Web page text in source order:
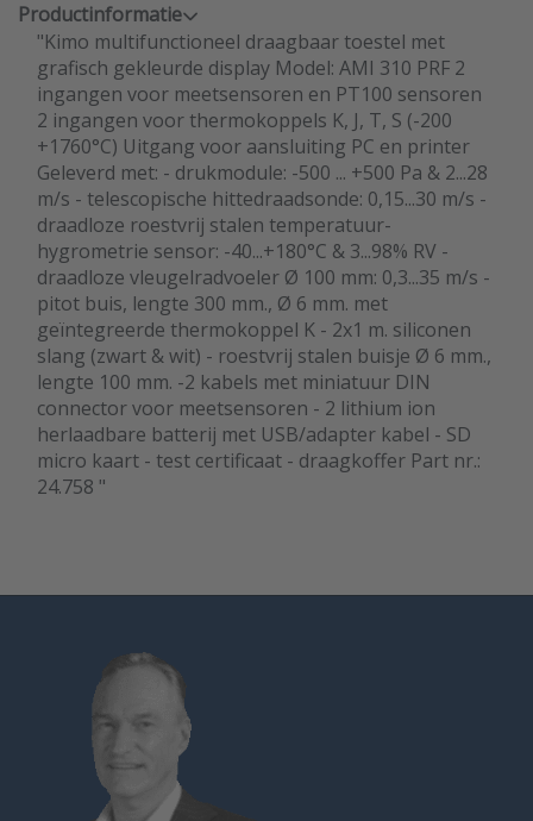
Productinformatie
"Kimo multifunctioneel draagbaar toestel met
grafisch gekleurde display Model: AMI 310 PRF 2
ingangen voor meetsensoren en PT100 sensoren
2 ingangen voor thermokoppels K, J, T, S (-200
+1760°C) Uitgang voor aansluiting PC en printer
Geleverd met: - drukmodule: -500 ... +500 Pa & 2...28
m/s - telescopische hittedraadsonde: 0,15...30 m/s -
draadloze roestvrij stalen temperatuur-
hygrometrie sensor: -40...+180°C & 3...98% RV -
draadloze vleugelradvoeler Ø 100 mm: 0,3...35 m/s -
pitot buis, lengte 300 mm., Ø 6 mm. met
geïntegreerde thermokoppel K - 2x1 m. siliconen
slang (zwart & wit) - roestvrij stalen buisje Ø 6 mm.,
lengte 100 mm. -2 kabels met miniatuur DIN
connector voor meetsensoren - 2 lithium ion
herlaadbare batterij met USB/adapter kabel - SD
micro kaart - test certificaat - draagkoffer Part nr.:
24.758 "